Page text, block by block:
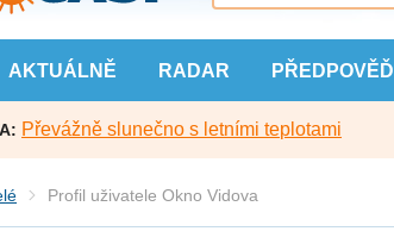
AKTUÁLNĚ RADAR PŘEDPOVĚĎ
Převážně slunečno s letními teplotami
Profil uživatele Okno Vidova